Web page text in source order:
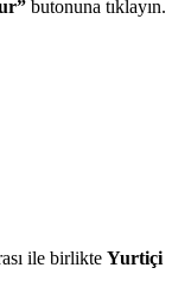
butonuna tıklayın.
ile birlikte Yurtiçi